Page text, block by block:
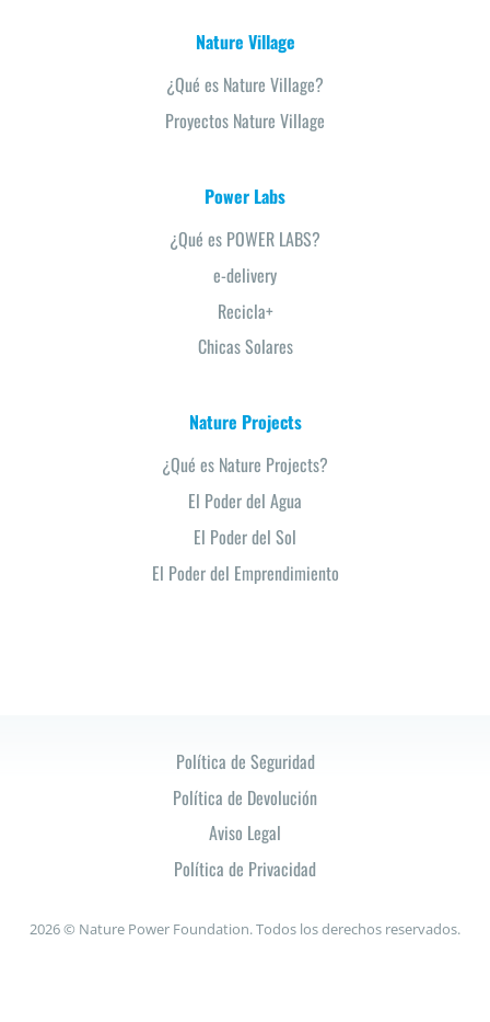
Nature Village
¿Qué es Nature Village?
Proyectos Nature Village
Power Labs
¿Qué es POWER LABS?
e-delivery
Recicla+
Chicas Solares
Nature Projects
¿Qué es Nature Projects?
El Poder del Agua
El Poder del Sol
El Poder del Emprendimiento
2026 © Nature Power Foundation. Todos los derechos reservados.
Política de Seguridad
Política de Devolución
Aviso Legal
Política de Privacidad